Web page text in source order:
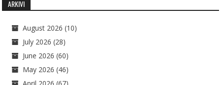
ARKIVI
August 2026 (10)
July 2026 (28)
June 2026 (60)
May 2026 (46)